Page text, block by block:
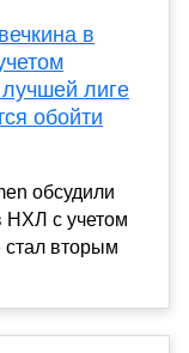
в
лиге
обойти
обсудили
НХЛ с учетом
вторым